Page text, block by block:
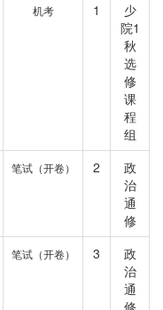
机考 1
少
院1
秋
选
修
课
程
组
笔试（开卷） 2
政
治
通
修
笔试（开卷） 3
政
治
通
修